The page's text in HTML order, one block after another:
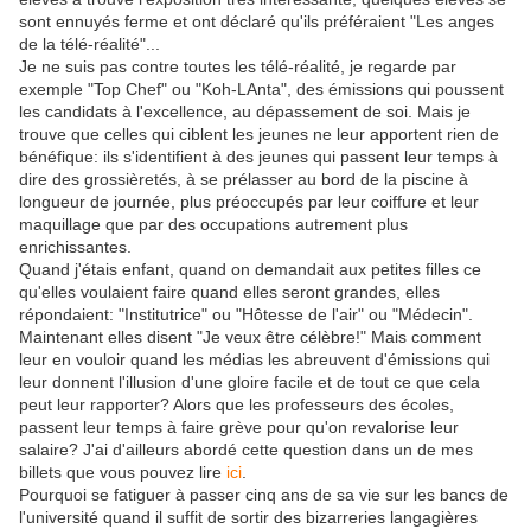
sont ennuyés ferme et ont déclaré qu'ils préféraient "Les anges
de la télé-réalité"...
Je ne suis pas contre toutes les télé-réalité, je regarde par
exemple "Top Chef" ou "Koh-LAnta", des émissions qui poussent
les candidats à l'excellence, au dépassement de soi. Mais je
trouve que celles qui ciblent les jeunes ne leur apportent rien de
bénéfique: ils s'identifient à des jeunes qui passent leur temps à
dire des grossièretés, à se prélasser au bord de la piscine à
longueur de journée, plus préoccupés par leur coiffure et leur
maquillage que par des occupations autrement plus
enrichissantes.
Quand j'étais enfant, quand on demandait aux petites filles ce
qu'elles voulaient faire quand elles seront grandes, elles
répondaient: "Institutrice" ou "Hôtesse de l'air" ou "Médecin".
Maintenant elles disent "Je veux être célèbre!" Mais comment
leur en vouloir quand les médias les abreuvent d'émissions qui
leur donnent l'illusion d'une gloire facile et de tout ce que cela
peut leur rapporter? Alors que les professeurs des écoles,
passent leur temps à faire grève pour qu'on revalorise leur
salaire? J'ai d'ailleurs abordé cette question dans un de mes
billets que vous pouvez lire ici
Pourquoi se fatiguer à passer cinq ans de sa vie sur les bancs de
l'université quand il suffit de sortir des bizarreries langagières